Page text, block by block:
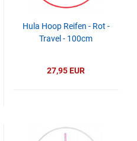
Hula Hoop Reifen - Rot -
Travel - 100cm
27,95 EUR